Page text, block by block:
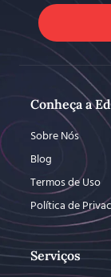
Conheça a
Sobre Nós
Blog
Termos de Uso
Política de
Serviços